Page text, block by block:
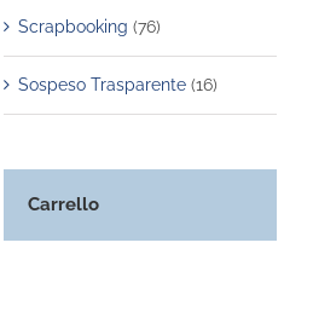
Scrapbooking (76)
Sospeso Trasparente (16)
Carrello